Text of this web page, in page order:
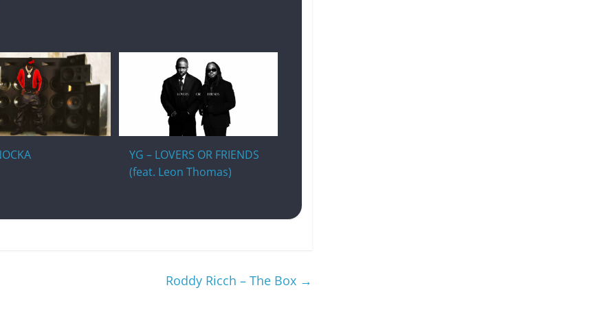
YG – LOVERS OR FRIENDS
(feat. Leon Thomas)
Roddy Ricch – The Box →